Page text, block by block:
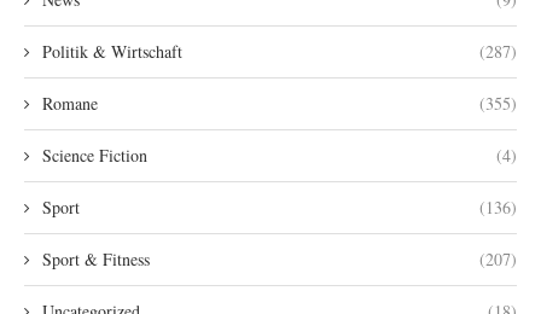
Politik & Wirtschaft (287)
Romane (355)
Science Fiction (4)
Sport (136)
Sport & Fitness (207)